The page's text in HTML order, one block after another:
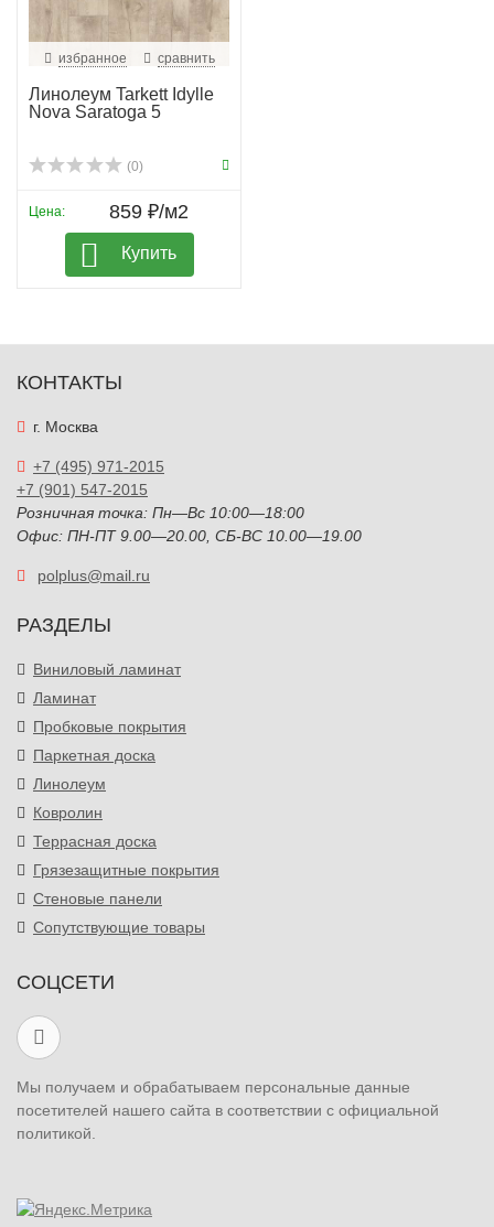
избранное сравнить
Линолеум Tarkett Idylle
Nova Saratoga 5
(0)
Цена: 859 ₽/м2
Купить
КОНТАКТЫ
г. Москва
+7 (495) 971-2015
+7 (901) 547-2015
Розничная точка: Пн—Вс 10:00—18:00
Офис: ПН-ПТ 9.00—20.00, СБ-ВС 10.00—19.00
polplus@mail.ru
РАЗДЕЛЫ
Виниловый ламинат
Ламинат
Пробковые покрытия
Паркетная доска
Линолеум
Ковролин
Террасная доска
Грязезащитные покрытия
Стеновые панели
Сопутствующие товары
СОЦСЕТИ
Мы получаем и обрабатываем персональные данные
посетителей нашего сайта в соответствии с официальной
политикой.